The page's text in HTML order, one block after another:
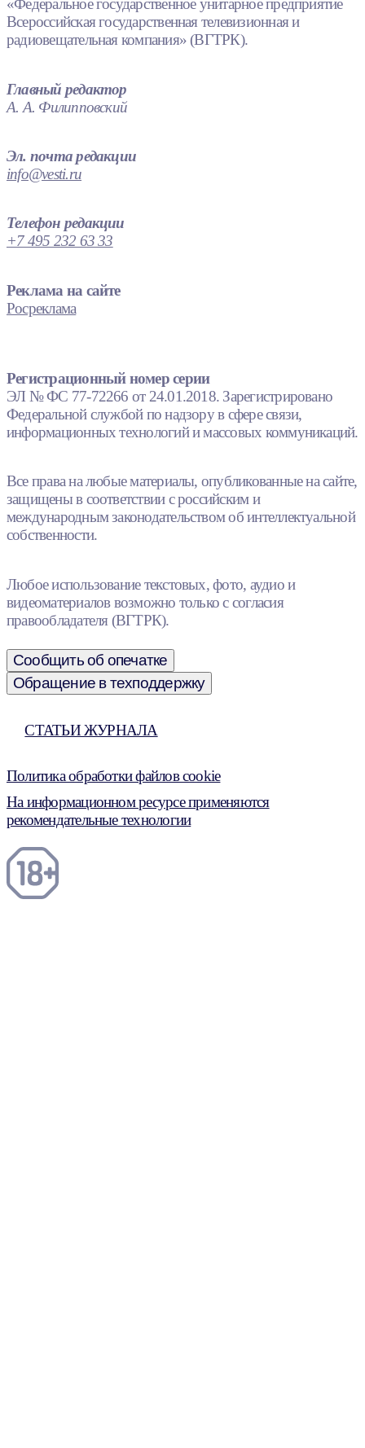
«Федеральное государственное унитарное предприятие
Всероссийская государственная телевизионная и
радиовещательная компания» (ВГТРК).
Главный редактор
А. А. Филипповский
Эл. почта редакции
info@vesti.ru
Телефон редакции
+7 495 232 63 33
Реклама на сайте
Росреклама
Регистрационный номер серии
ЭЛ № ФС 77-72266 от 24.01.2018. Зарегистрировано
Федеральной службой по надзору в сфере связи,
информационных технологий и массовых коммуникаций.
Все права на любые материалы, опубликованные на сайте,
защищены в соответствии с российским и
международным законодательством об интеллектуальной
собственности.
Любое использование текстовых, фото, аудио и
видеоматериалов возможно только с согласия
правообладателя (ВГТРК).
Сообщить об опечатке
Обращение в техподдержку
СТАТЬИ ЖУРНАЛА
Политика обработки файлов cookie
На информационном ресурсе применяются
рекомендательные технологии